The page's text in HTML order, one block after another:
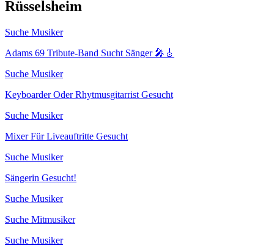
Rüsselsheim
Suche Musiker
Adams 69 Tribute-Band Sucht Sänger 🎤🎸
Suche Musiker
Keyboarder Oder Rhytmusgitarrist Gesucht
Suche Musiker
Mixer Für Liveauftritte Gesucht
Suche Musiker
Sängerin Gesucht!
Suche Musiker
Suche Mitmusiker
Suche Musiker